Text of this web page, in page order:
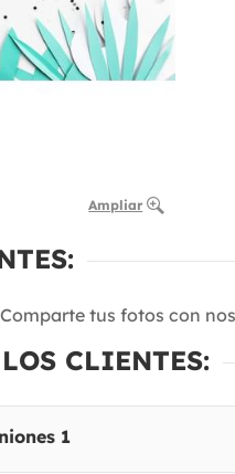
Ampliar
tus fotos con
CLIENTES:
1